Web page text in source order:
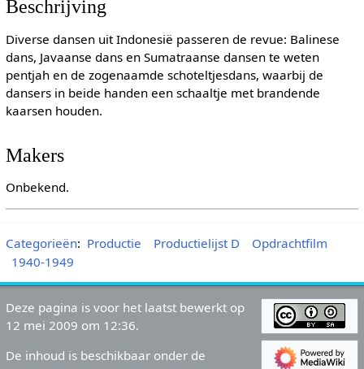
Beschrijving
Diverse dansen uit Indonesië passeren de revue: Balinese
dans, Javaanse dans en Sumatraanse dansen te weten
pentjah en de zogenaamde schoteltjesdans, waarbij de
dansers in beide handen een schaaltje met brandende
kaarsen houden.
Makers
Onbekend.
Categorieën: Productie Productielijst D
Opdrachtfilm
1940-1949
Deze pagina is voor het laatst bewerkt op
12 mei 2009 om 12:36.
De inhoud is beschikbaar onder de